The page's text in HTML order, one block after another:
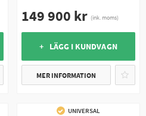
149 900 kr (ink. moms)
+ LÄGG I KUNDVAGN
MER INFORMATION
UNIVERSAL